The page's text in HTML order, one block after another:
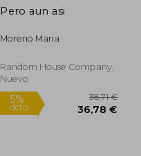
Pero aun asi
Moreno Maria
Random House Company,
Nuevo